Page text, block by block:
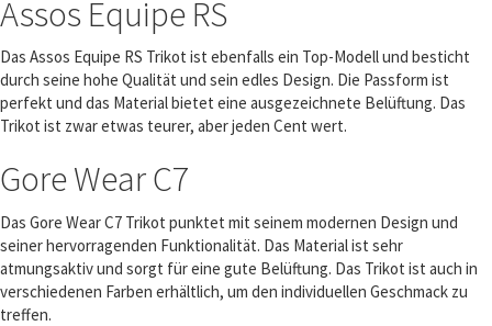
Assos Equipe RS
Das Assos Equipe RS Trikot ist ebenfalls ein Top-Modell und besticht
durch seine hohe Qualität und sein edles Design. Die Passform ist
perfekt und das Material bietet eine ausgezeichnete Belüftung. Das
Trikot ist zwar etwas teurer, aber jeden Cent wert.
Gore Wear C7
Das Gore Wear C7 Trikot punktet mit seinem modernen Design und
seiner hervorragenden Funktionalität. Das Material ist sehr
atmungsaktiv und sorgt für eine gute Belüftung. Das Trikot ist auch in
verschiedenen Farben erhältlich, um den individuellen Geschmack zu
treffen.